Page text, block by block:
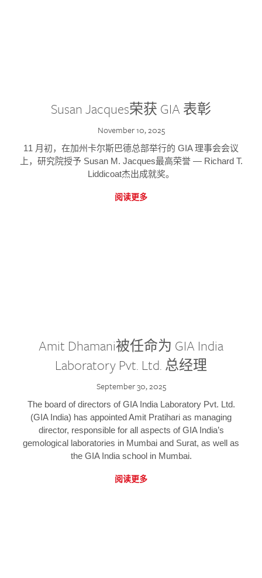
Susan Jacques荣获 GIA 表彰
November 10, 2025
11 月初，在加州卡尔斯巴德总部举行的 GIA 理事会会议
上，研究院授予 Susan M. Jacques最高荣誉 — Richard T.
Liddicoat杰出成就奖。
阅读更多
Amit Dhamani被任命为 GIA India
Laboratory Pvt. Ltd. 总经理
September 30, 2025
The board of directors of GIA India Laboratory Pvt. Ltd.
(GIA India) has appointed Amit Pratihari as managing
director, responsible for all aspects of GIA India’s
gemological laboratories in Mumbai and Surat, as well as
the GIA India school in Mumbai.
阅读更多